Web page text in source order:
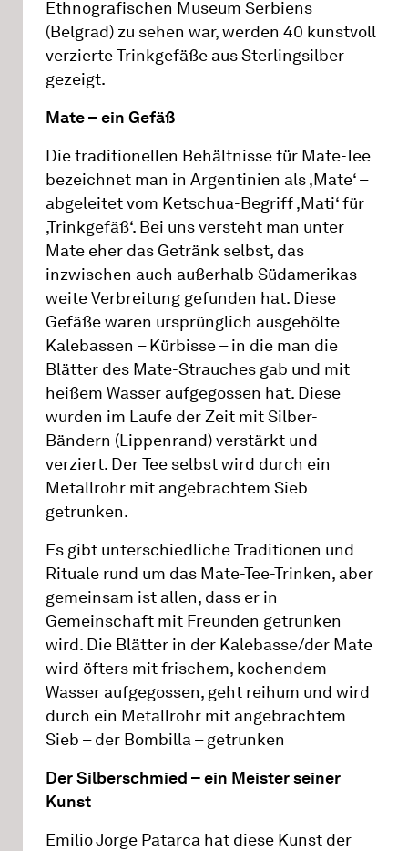
Ethnografischen Museum Serbiens
(Belgrad) zu sehen war, werden 40 kunstvoll
verzierte Trinkgefäße aus Sterlingsilber
gezeigt.
Mate – ein Gefäß
Die traditionellen Behältnisse für Mate-Tee
bezeichnet man in Argentinien als ‚Mate‘ –
abgeleitet vom Ketschua-Begriff ‚Mati‘ für
‚Trinkgefäß‘. Bei uns versteht man unter
Mate eher das Getränk selbst, das
inzwischen auch außerhalb Südamerikas
weite Verbreitung gefunden hat. Diese
Gefäße waren ursprünglich ausgehölte
Kalebassen – Kürbisse – in die man die
Blätter des Mate-Strauches gab und mit
heißem Wasser aufgegossen hat. Diese
wurden im Laufe der Zeit mit Silber-
Bändern (Lippenrand) verstärkt und
verziert. Der Tee selbst wird durch ein
Metallrohr mit angebrachtem Sieb
getrunken.
Es gibt unterschiedliche Traditionen und
Rituale rund um das Mate-Tee-Trinken, aber
gemeinsam ist allen, dass er in
Gemeinschaft mit Freunden getrunken
wird. Die Blätter in der Kalebasse/der Mate
wird öfters mit frischem, kochendem
Wasser aufgegossen, geht reihum und wird
durch ein Metallrohr mit angebrachtem
Sieb – der Bombilla – getrunken
Der Silberschmied – ein Meister seiner
Kunst
Emilio Jorge Patarca hat diese Kunst der